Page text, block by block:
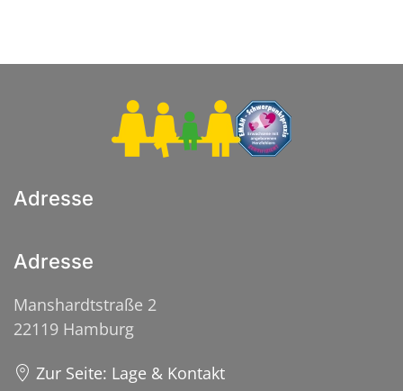
Adresse
Adresse
Manshardtstraße 2
22119 Hamburg
Zur Seite: Lage & Kontakt